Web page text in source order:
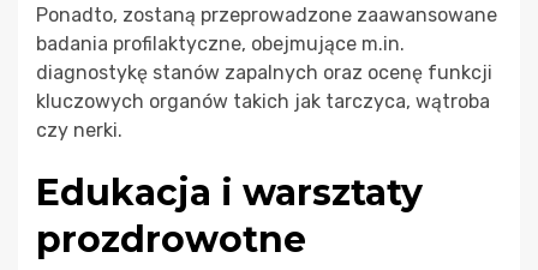
Ponadto, zostaną przeprowadzone zaawansowane
badania profilaktyczne, obejmujące m.in.
diagnostykę stanów zapalnych oraz ocenę funkcji
kluczowych organów takich jak tarczyca, wątroba
czy nerki.
Edukacja i warsztaty
prozdrowotne